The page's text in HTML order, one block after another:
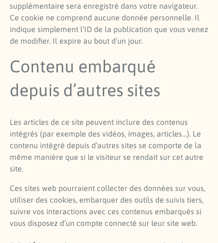
supplémentaire sera enregistré dans votre navigateur.
Ce cookie ne comprend aucune donnée personnelle. Il
indique simplement l’ID de la publication que vous venez
de modifier. Il expire au bout d’un jour.
Contenu embarqué
depuis d’autres sites
Les articles de ce site peuvent inclure des contenus
intégrés (par exemple des vidéos, images, articles…). Le
contenu intégré depuis d’autres sites se comporte de la
même manière que si le visiteur se rendait sur cet autre
site.
Ces sites web pourraient collecter des données sur vous,
utiliser des cookies, embarquer des outils de suivis tiers,
suivre vos interactions avec ces contenus embarqués si
vous disposez d’un compte connecté sur leur site web.